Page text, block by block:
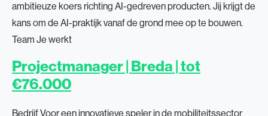
ambitieuze koers richting AI-gedreven producten. Jij krijgt de
kans om de AI-praktijk vanaf de grond mee op te bouwen.
Team Je werkt
Projectmanager | Breda | tot
€76.000
Bedrijf Voor een innovatieve speler in de mobiliteitssector